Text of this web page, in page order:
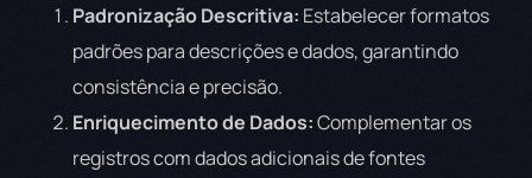
Padronização Descritiva: Estabelecer formatos
padrões para descrições e dados, garantindo
consistência e precisão.
Enriquecimento de Dados:Complementar os
registros com dados adicionais de fontes